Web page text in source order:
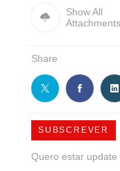
Show All
Attachments
Share
SUBSCREVER
Quero estar update